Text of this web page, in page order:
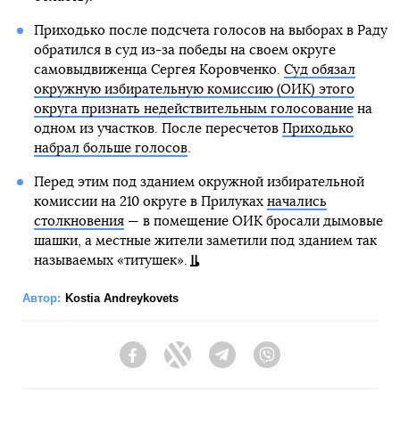
Приходько после подсчета голосов на выборах в Раду
обратился в суд из-за победы на своем округе
самовыдвиженца Сергея Коровченко. Суд обязал
окружную избирательную комиссию (ОИК) этого
округа признать недействительным голосованиена
одном из участков. После пересчетов Приходько
набрал больше голосов.
Перед этим под зданием окружной избирательной
комиссии на 210 округе в Прилуках начались
столкновения— в помещение ОИК бросали дымовые
шашки, а местные жители заметили под зданием так
называемых «титушек».
Автор: Kostia Andreykovets
FacebookTwitter Telegram